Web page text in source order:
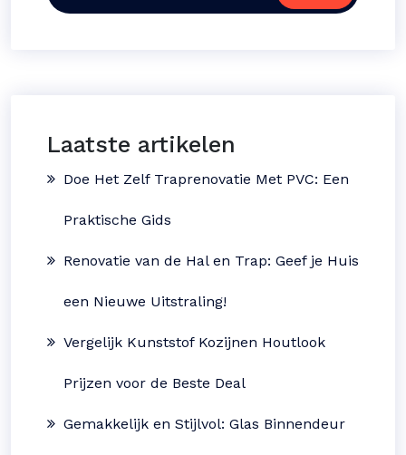
Laatste artikelen
Doe Het Zelf Traprenovatie Met PVC: Een
Praktische Gids
Renovatie van de Hal en Trap: Geef je Huis
een Nieuwe Uitstraling!
Vergelijk Kunststof Kozijnen Houtlook
Prijzen voor de Beste Deal
Gemakkelijk en Stijlvol: Glas Binnendeur